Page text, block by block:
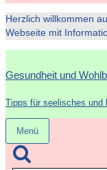
Herzlich willkommen
Webseite mit
Gesundheit und
Tipps für seelisches und
Menü
Navigation
umschalten